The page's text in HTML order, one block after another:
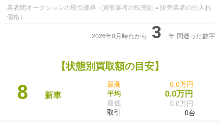
業者間オークションの取引価格（買取業者の転売額＝販売業者の仕入れ
価格）
2026年8月時点から 3 年 間遡った数字
【状態別買取額の目安】
8 新車
最高
平均
最低
取引
0.0万円
0.0万円
0.0万円
0台